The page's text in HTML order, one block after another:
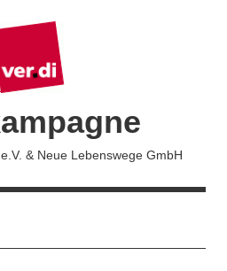
& Neue Lebenswege GmbH